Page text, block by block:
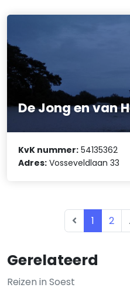
Gerelateerd
Reizen in Soest
De Jong en van
KvK nummer: 54135362
Adres: Vosseveldlaan 33
1 2